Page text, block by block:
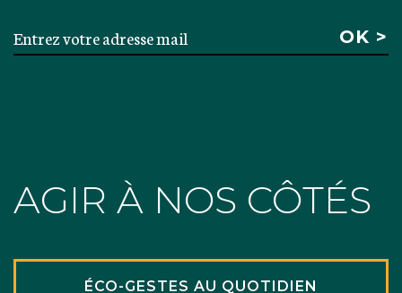
AGIR À NOS CÔTÉS
ÉCO-GESTES AU QUOTIDIEN